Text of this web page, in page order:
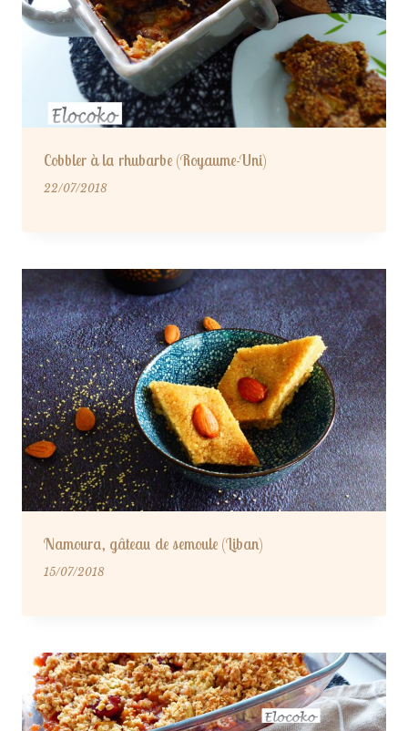
Cobbler à la rhubarbe (Royaume-Uni)
22/07/2018
Namoura, gâteau de semoule (Liban)
15/07/2018